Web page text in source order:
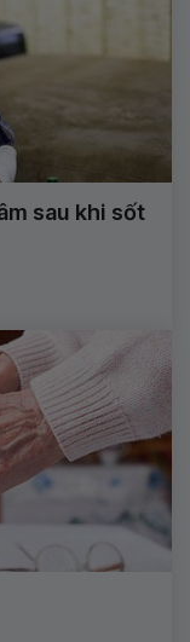
sau khi sốt